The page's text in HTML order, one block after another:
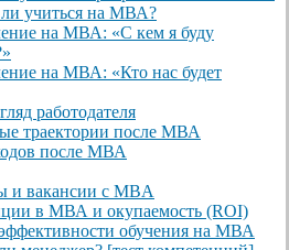
учиться на МВА?
на МВА: «С кем я буду
на МВА: «Кто нас будет
работодателя
траектории после МВА
после МВА
и вакансии с MBA
в МВА и окупаемость (ROI)
обучения на МВА